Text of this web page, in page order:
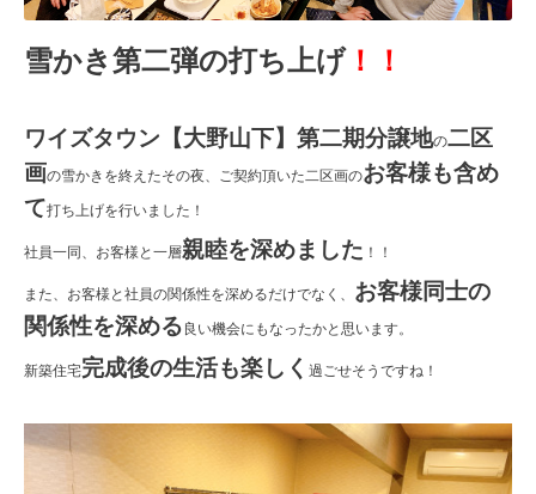
雪かき第二弾の打ち上げ ！！
ワイズタウン【大野山下】第二期分譲地の二区
画の雪かきを終えたその夜、ご契約頂いた二区画のお客様も含め
て打ち上げを行いました！
社員一同、お客様と一層親睦を深めました ！！
また、お客様と社員の関係性を深めるだけでなく、 お客様同士の
関係性を深める 良い機会にもなったかと思います。
新築住宅完成後の生活も楽しく 過ごせそうですね！